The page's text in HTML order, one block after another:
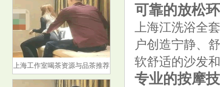
上海工作室喝茶资源与品茶推荐
可靠的放松
上海江洗浴全
户创造宁静、
软舒适的沙发
专业的按摩